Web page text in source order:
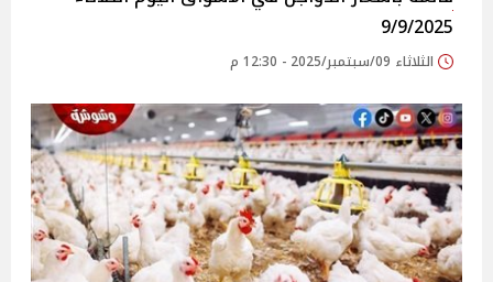
9/9/2025
الثلاثاء 09/سبتمبر/2025 - 12:30 م